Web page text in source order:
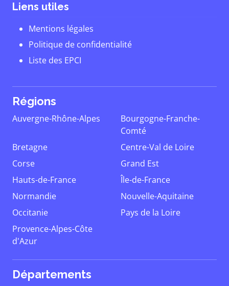
Liens utiles
Mentions légales
Politique de confidentialité
Liste des EPCI
Régions
Auvergne-Rhône-Alpes
Bourgogne-Franche-
Comté
Bretagne
Centre-Val de Loire
Corse
Grand Est
Hauts-de-France
Île-de-France
Normandie
Nouvelle-Aquitaine
Occitanie
Pays de la Loire
Provence-Alpes-Côte
d'Azur
Départements